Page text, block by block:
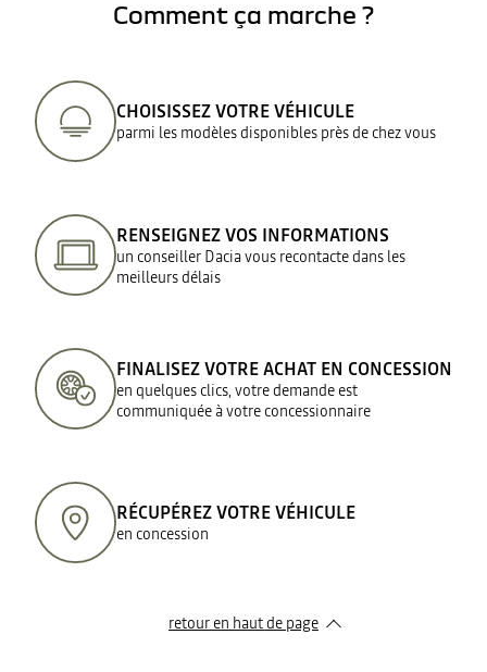
Comment ça marche ?
CHOISISSEZ VOTRE VÉHICULE
parmi les modèles disponibles près de chez vous
RENSEIGNEZ VOS INFORMATIONS
un conseiller Dacia vous recontacte dans les
meilleurs délais
FINALISEZ VOTRE ACHAT EN CONCESSION
en quelques clics, votre demande est
communiquée à votre concessionnaire
RÉCUPÉREZ VOTRE VÉHICULE
en concession
retour en haut de page​